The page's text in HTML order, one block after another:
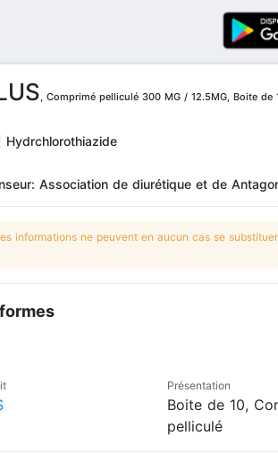
, Comprimé pelliculé 300 MG / 12.5MG, Boite de
Hydrchlorothiazide
Association de diurétique et de
informations ne peuvent en aucun cas se
Présentation
Boite de 10,
pelliculé